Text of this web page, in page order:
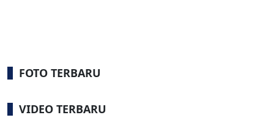
FOTO TERBARU
VIDEO TERBARU